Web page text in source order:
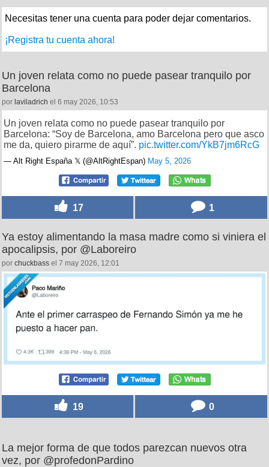
Necesitas tener una cuenta para poder dejar comentarios.
¡Registra tu cuenta ahora!
Un joven relata como no puede pasear tranquilo por
Barcelona
por laviladrich el 6 may 2026, 10:53
Un joven relata como no puede pasear tranquilo por
Barcelona: “Soy de Barcelona, amo Barcelona pero que asco
me da, quiero pirarme de aquí”. pic.twitter.com/YkB7jm6RcG
— Alt Right España 𝕏 (@AltRightEspan) May 5, 2026
17 1
Ya estoy alimentando la masa madre como si viniera el
apocalipsis, por @Laboreiro
por chuckbass el 7 may 2026, 12:01
19 0
La mejor forma de que todos parezcan nuevos otra
vez, por @profedonPardino